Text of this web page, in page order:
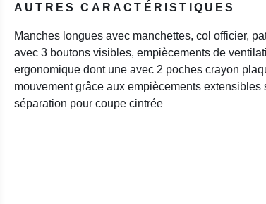
AUTRES CARACTÉRISTIQUES
Manches longues avec manchettes, col officier,
avec 3 boutons visibles, empiècements de
ergonomique dont une avec 2 poches crayon
mouvement grâce aux empiècements
séparation pour coupe cintrée